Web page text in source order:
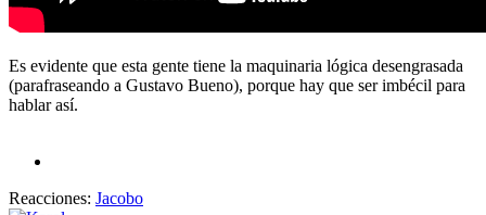
Es evidente que esta gente tiene la maquinaria lógica desengrasada
(parafraseando a Gustavo Bueno), porque hay que ser imbécil para
hablar así.
Reacciones: Jacobo